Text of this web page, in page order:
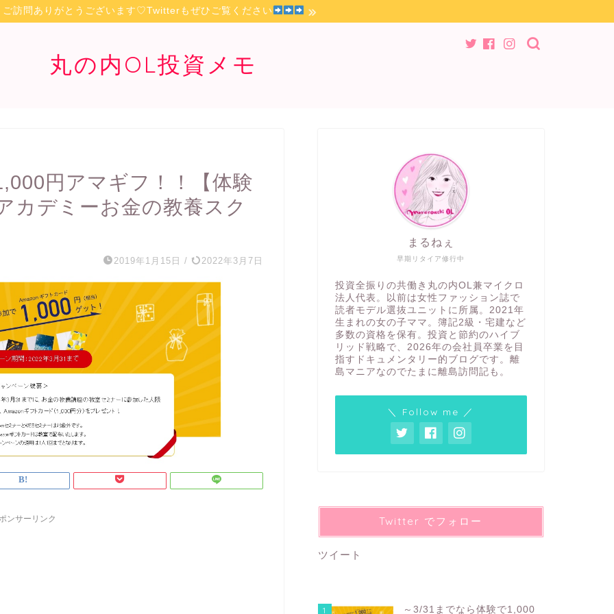
ご訪問ありがとうございます♡Twitterもぜひご覧ください
丸の内OL投資メモ
円アマギフ！！【体験
カデミーお金の教養スク
2019年1月15日 / 2022年3月7日
ンサーリンク
早期リタイア修行中
まるねぇ
投資全振りの共働き丸の内OL兼マイクロ
法人代表。以前は女性ファッション誌で
読者モデル選抜ユニットに所属。2021年
生まれの女の子ママ。簿記2級・宅建など
多数の資格を保有。投資と節約のハイブ
リッド戦略で、2026年の会社員卒業を目
指すドキュメンタリー的ブログです。離
島マニアなのでたまに離島訪問記も。
＼ Follow me ／
Twitter でフォロー
ツイート
1 ～3/31までなら体験で1,000